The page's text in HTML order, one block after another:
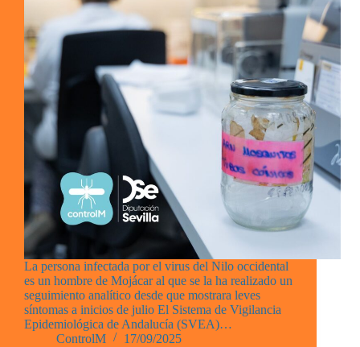
La persona infectada por el virus del Nilo occidental
es un hombre de Mojácar al que se la ha realizado un
seguimiento analítico desde que mostrara leves
síntomas a inicios de julio El Sistema de Vigilancia
Epidemiológica de Andalucía (SVEA)…
ControlM
17/09/2025